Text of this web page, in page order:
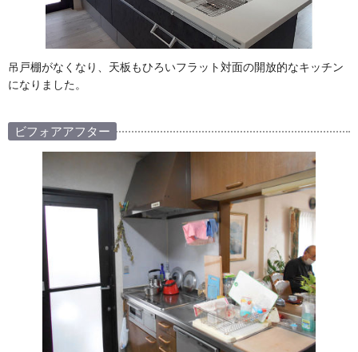
吊戸棚がなくなり、天板もひろいフラット対面の開放的なキッチン
になりました。
ビフォアアフター